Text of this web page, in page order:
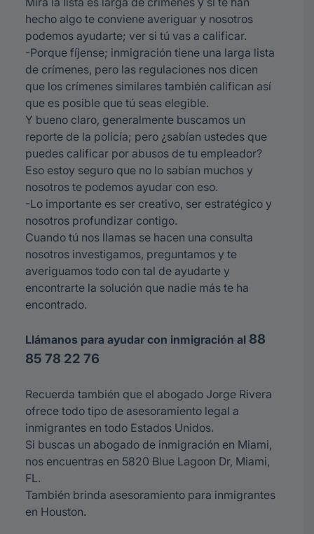
hecho algo te conviene averiguar y nosotros
podemos ayudarte; ver si tú vas a calificar.
-Porque fíjense; inmigración tiene una larga lista
de crímenes, pero las regulaciones nos dicen
que los crímenes similares también califican así
que es posible que tú seas elegible.
Y bueno claro, generalmente buscamos un
reporte de la policía; pero ¿sabían ustedes que
puedes calificar por abusos de tu empleador?
Eso estoy seguro que no lo sabían muchos y
nosotros te podemos ayudar con eso.
-Lo importante es ser creativo, ser estratégico y
nosotros profundizar contigo.
Cuando tú nos llamas se hacen una consulta
nosotros investigamos, preguntamos y te
averiguamos todo con tal de ayudarte y
encontrarte la solución que nadie más te ha
encontrado.
Llámanos para ayudar con inmigración al 88
85 78 22 76
Recuerda también que el abogado Jorge Rivera
ofrece todo tipo de asesoramiento legal a
inmigrantes en todo Estados Unidos.
Si buscas un abogado de inmigración en Miami,
nos encuentras en 5820 Blue Lagoon Dr, Miami,
FL.
También brinda asesoramiento para inmigrantes
en Houston.